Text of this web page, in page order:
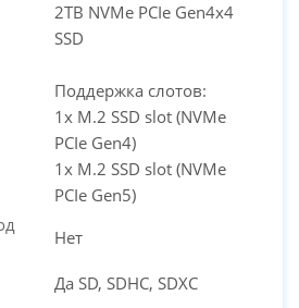
2TB NVMe PCIe Gen4x4
SSD
Поддержка слотов:
1x M.2 SSD slot (NVMe
PCIe Gen4)
1x M.2 SSD slot (NVMe
PCIe Gen5)
Нет
Да SD, SDHC, SDXC